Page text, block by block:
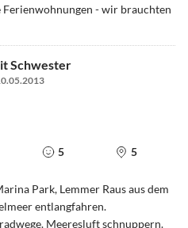
Ferienwohnungen - wir brauchten
Schwester
5 5
Park, Lemmer Raus aus dem
entlangfahren.
Meeresluft schnuppern.